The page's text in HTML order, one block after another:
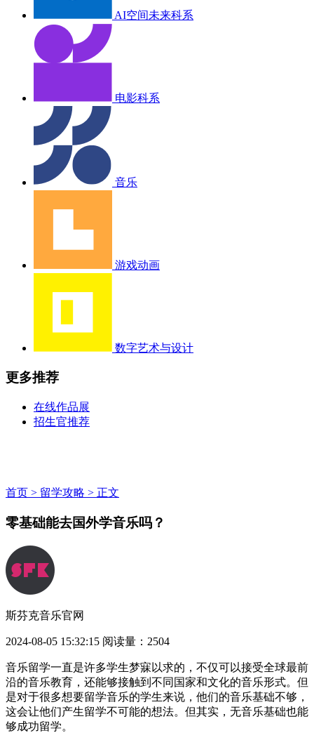
AI空间未来科系
电影科系
音乐
游戏动画
数字艺术与设计
更多推荐
在线作品展
招生官推荐
首页 > 留学攻略 > 正文
零基础能去国外学音乐吗？
斯芬克音乐官网
2024-08-05 15:32:15 阅读量：2504
音乐留学一直是许多学生梦寐以求的，不仅可以接受全球最前
沿的音乐教育，还能够接触到不同国家和文化的音乐形式。但
是对于很多想要留学音乐的学生来说，他们的音乐基础不够，
这会让他们产生留学不可能的想法。但其实，无音乐基础也能
够成功留学。